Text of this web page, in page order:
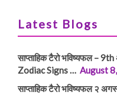
Latest Blogs
साप्ताहिक टैरो भविष्यफल –
Zodiac Signs … August
साप्ताहिक टैरो भविष्यफल २